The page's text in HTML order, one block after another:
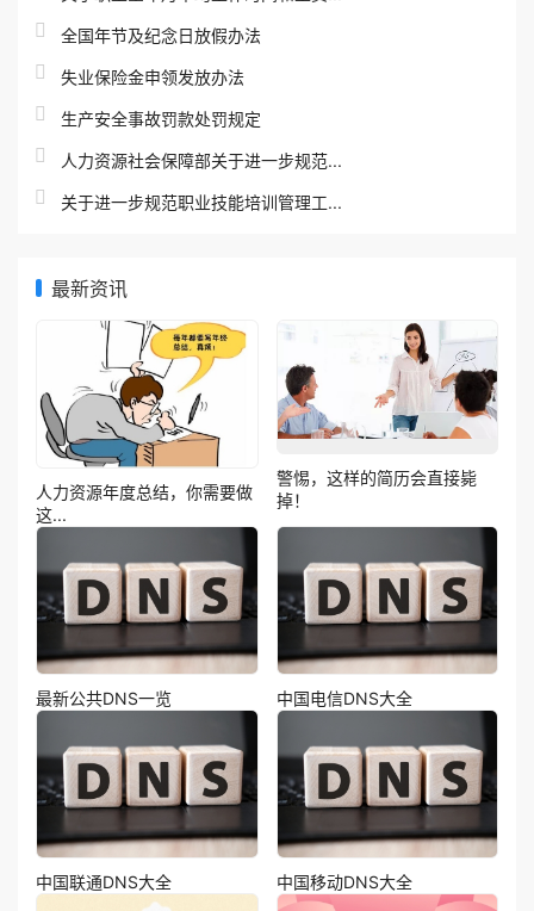
全国年节及纪念日放假办法
失业保险金申领发放办法
生产安全事故罚款处罚规定
人力资源社会保障部关于进一步规范...
关于进一步规范职业技能培训管理工...
最新资讯
人力资源年度总结，你需要做
这...
警惕，这样的简历会直接毙
掉！
最新公共DNS一览 中国电信DNS大全
中国联通DNS大全 中国移动DNS大全